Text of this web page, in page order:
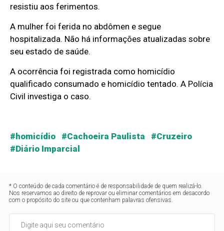
resistiu aos ferimentos.
A mulher foi ferida no abdômen e segue
hospitalizada. Não há informações atualizadas sobre
seu estado de saúde.
A ocorrência foi registrada como homicídio
qualificado consumado e homicídio tentado. A Polícia
Civil investiga o caso.
#homicídio #Cachoeira Paulista
#Cruzeiro
#Diário Imparcial
* O conteúdo de cada comentário é de responsabilidade de quem realizá-lo.
Nos reservamos ao direito de reprovar ou eliminar comentários em desacordo
com o propósito do site ou que contenham palavras ofensivas.